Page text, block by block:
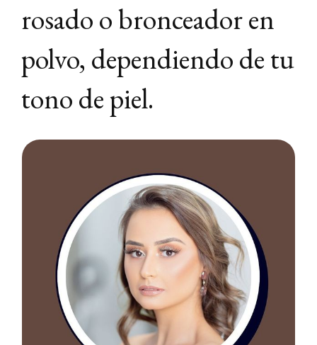
rosado o bronceador en
polvo, dependiendo de tu
tono de piel.